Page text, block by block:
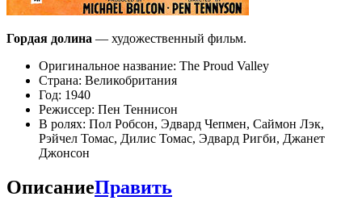
Гордая долина — художественный фильм.
Оригинальное название: The Proud Valley
Страна: Великобритания
Год: 1940
Режиссер: Пен Теннисон
В ролях: Пол Робсон, Эдвард Чепмен, Саймон Лэк,
Рэйчел Томас, Дилис Томас, Эдвард Ригби, Джанет
Джонсон
ОписаниеПравить